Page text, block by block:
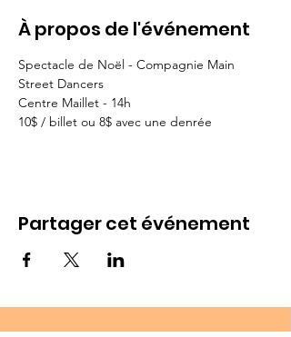
À propos de l'événement
Spectacle de Noël - Compagnie Main
Street Dancers
Centre Maillet - 14h
10$ / billet ou 8$ avec une denrée
Partager cet événement